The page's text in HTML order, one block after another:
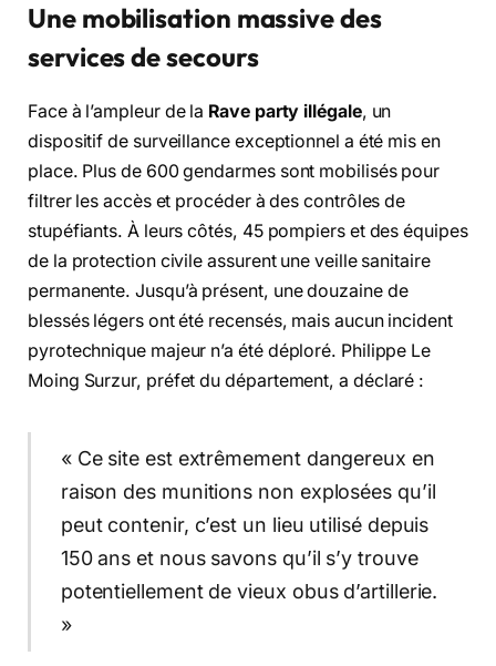
Une mobilisation massive des
services de secours
Face à l’ampleur de la Rave party illégale, un
dispositif de surveillance exceptionnel a été mis en
place. Plus de 600 gendarmes sont mobilisés pour
filtrer les accès et procéder à des contrôles de
stupéfiants. À leurs côtés, 45 pompiers et des équipes
de la protection civile assurent une veille sanitaire
permanente. Jusqu’à présent, une douzaine de
blessés légers ont été recensés, mais aucun incident
pyrotechnique majeur n’a été déploré. Philippe Le
Moing Surzur, préfet du département, a déclaré :
« Ce site est extrêmement dangereux en
raison des munitions non explosées qu’il
peut contenir, c’est un lieu utilisé depuis
150 ans et nous savons qu’il s’y trouve
potentiellement de vieux obus d’artillerie.
»